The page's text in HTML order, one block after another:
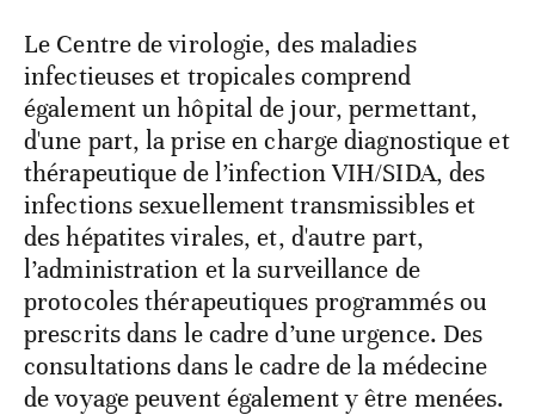
Le Centre de virologie, des maladies
infectieuses et tropicales comprend
également un hôpital de jour, permettant,
d'une part, la prise en charge diagnostique et
thérapeutique de l’infection VIH/SIDA, des
infections sexuellement transmissibles et
des hépatites virales, et, d'autre part,
l’administration et la surveillance de
protocoles thérapeutiques programmés ou
prescrits dans le cadre d’une urgence. Des
consultations dans le cadre de la médecine
de voyage peuvent également y être menées.